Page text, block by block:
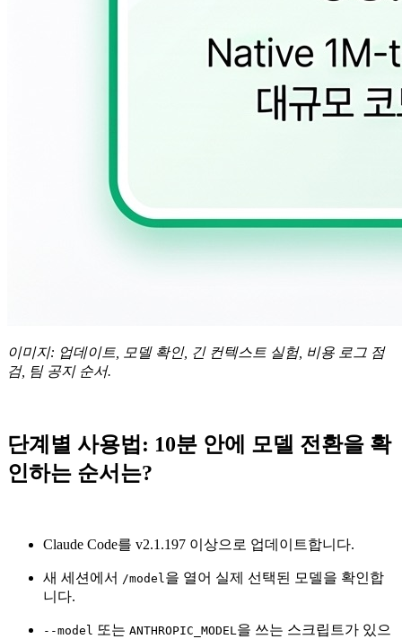
이미지: 업데이트, 모델 확인, 긴 컨텍스트 실험, 비용 로그 점
검, 팀 공지 순서.
단계별 사용법: 10분 안에 모델 전환을 확
인하는 순서는?
Claude Code를 v2.1.197 이상으로 업데이트합니다.
새 세션에서 /model 을 열어 실제 선택된 모델을 확인합
니다.
--model 또는 ANTHROPIC_MODEL 을 쓰는 스크립트가 있으